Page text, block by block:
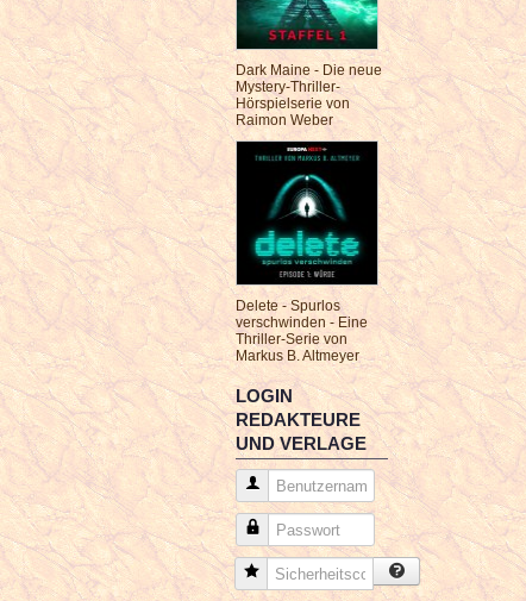
Dark Maine - Die neue
Mystery-Thriller-
Hörspielserie von
Raimon Weber
Delete - Spurlos
verschwinden - Eine
Thriller-Serie von
Markus B. Altmeyer
LOGIN
REDAKTEURE
UND VERLAGE
Benutzername
Passwort
Sicherheitscode